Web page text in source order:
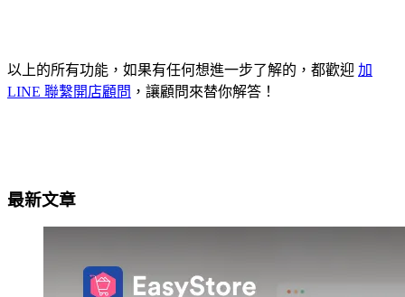
以上的所有功能，如果有任何想進一步了解的，都歡迎 加
LINE 聯繫開店顧問 ，讓顧問來替你解答！
最新文章